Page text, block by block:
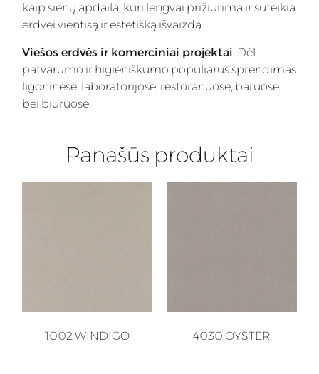
kaip sienų apdaila, kuri lengvai prižiūrima ir suteikia
erdvei vientisą ir estetišką išvaizdą.
Viešos erdvės ir komerciniai projektai: Dėl
patvarumo ir higieniškumo populiarus sprendimas
ligoninėse, laboratorijose, restoranuose, baruose
bei biuruose.
Panašūs produktai
1002 WINDIGO 4030 OYSTER